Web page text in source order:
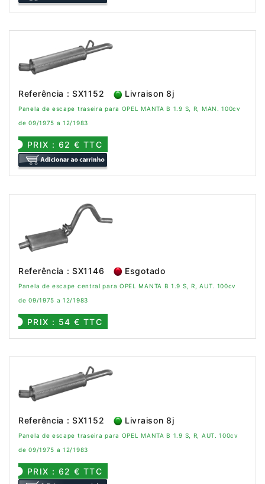
Referência : SX1152 Livraison 8j
Panela de escape traseira para OPEL MANTA B 1.9 S, R, MAN. 100cv
de 09/1975 a 12/1983
PRIX : 62 € TTC
Referência : SX1146 Esgotado
Panela de escape central para OPEL MANTA B 1.9 S, R, AUT. 100cv
de 09/1975 a 12/1983
PRIX : 54 € TTC
Referência : SX1152 Livraison 8j
Panela de escape traseira para OPEL MANTA B 1.9 S, R, AUT. 100cv
de 09/1975 a 12/1983
PRIX : 62 € TTC